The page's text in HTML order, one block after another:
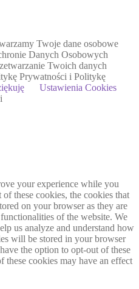
Twoje dane osobowe
Danych Osobowych
Twoich danych
Prywatności i Politykę
Ustawienia Cookies
your experience while you
these cookies, the cookies that
on your browser as they are
of the website. We
us analyze and understand how
will be stored in your browser
the option to opt-out of these
cookies may have an effect